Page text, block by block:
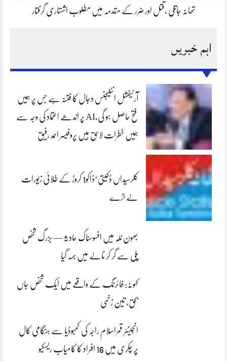
تھانہ جاتلی ،قتل اور ضرر کے مقدمہ میں مطلوب اشتہاری گرفتار
اہم خبریں
آرٹیفشل انٹلیجنس دجال کا فتنہ ہے جس پر ہمیں
فتح حاصل ہو گی،AI پر اندھے اعتماد کی وجہ سے
ہمیں خطرات لاحق ہیں پروفیسر احمد رفیق
کلرسیداں ڈکیتی‘ڈاکو1 کروڑ کے طلائی زیورات
لے اڑے
بھون نلہ میں افسوسناک حادثہ — بزرگ شخص
پلی سے گر کر نالے میں بہہ گیا
کہوٹہ: فائرنگ کے واقعے میں ایک شخص جاں
بحق، تین زخمی
انجینئر قمراسلام راجہ کی کمبوڈیا سے ہنگامی کال
پر چکری میں 16 افراد کا کامیاب ریسکیو